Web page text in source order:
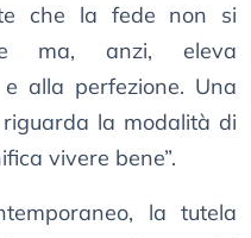
che la fede non si
ma, anzi, eleva
alla perfezione. Una
la modalità di
vivere bene”.
la tutela